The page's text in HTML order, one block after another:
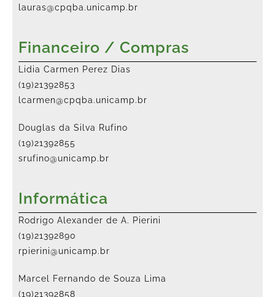
lauras@cpqba.unicamp.br
Financeiro / Compras
Lidia Carmen Perez Dias
(19)21392853
lcarmen@cpqba.unicamp.br
Douglas da Silva Rufino
(19)21392855
srufino@unicamp.br
Informática
Rodrigo Alexander de A. Pierini
(19)21392890
rpierini@unicamp.br
Marcel Fernando de Souza Lima
(19)21392858